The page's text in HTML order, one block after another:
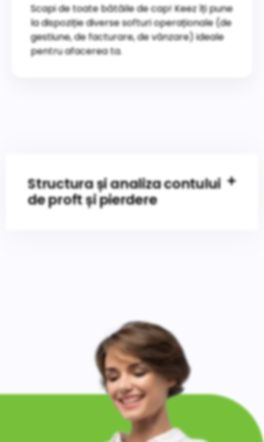
Scapi de toate bătăile de cap! Keez îți pune
la dispoziție diverse softuri operaționale (de
gestiune, de facturare, de vânzare) ideale
pentru afacerea ta.
Structura și analiza contului
de proft și pierdere